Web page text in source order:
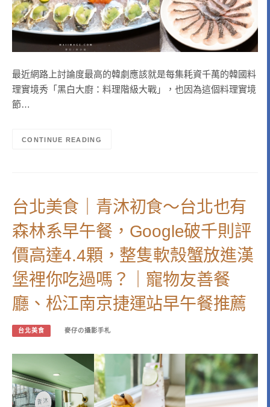
最近網路上討論度最高的韓劇應該就是每集耗資千萬的韓國料
理實境秀「黑白大廚：料理階級大戰」，也因為這個料理實境
節…
CONTINUE READING
台北美食｜青沐初食～台北也有
森林系早午餐，Google破千則評
價高達4.4顆，整隻軟殼蟹放進漢
堡裡你吃過嗎？｜寵物友善餐
廳、松江南京捷運站早午餐推薦
台北美食 麥仔の攝影手札